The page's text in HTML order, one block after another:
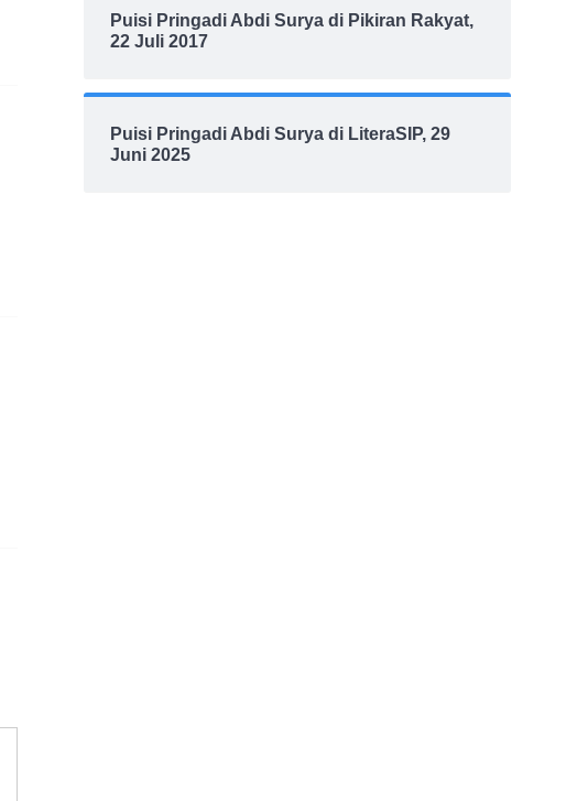
Puisi Pringadi Abdi Surya di Pikiran Rakyat,
22 Juli 2017
Puisi Pringadi Abdi Surya di LiteraSIP, 29
Juni 2025